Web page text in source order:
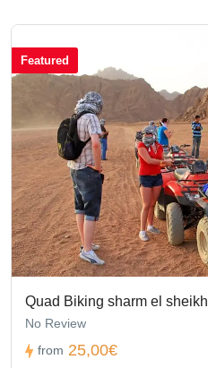
Featured
Quad Biking sharm el sheikh
No Review
from 25,00€